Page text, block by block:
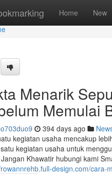
Home New
Menarik
Memulai
394 days ago
kegiatan usaha mencakup
kegiatan usaha untuk
Khawatir hubungi kami
design.com/cara-